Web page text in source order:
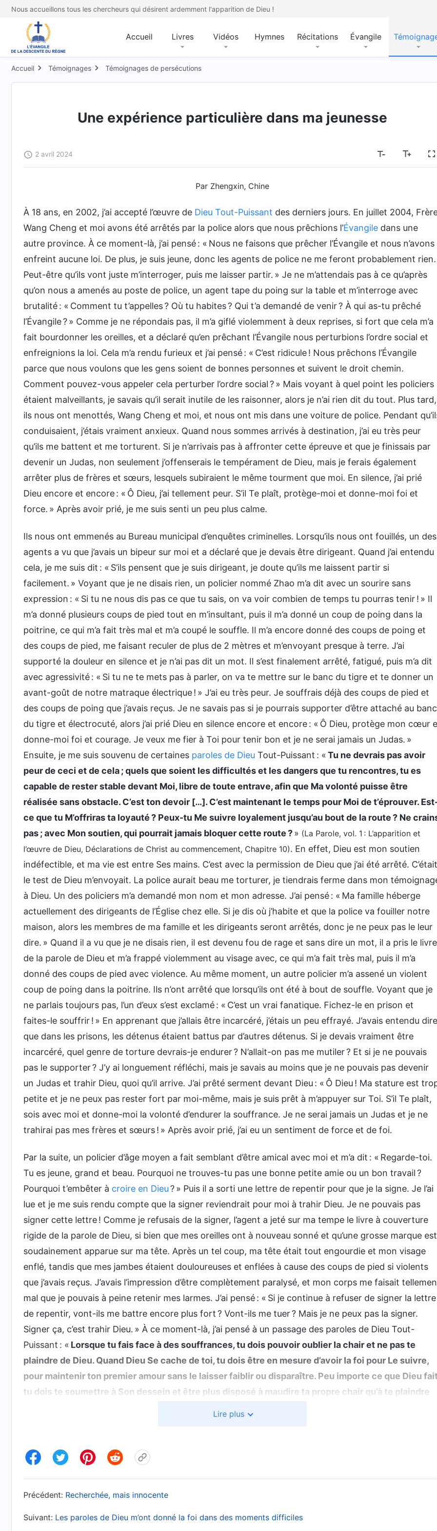
Nous accueillons tous les chercheurs qui désirent ardemment l'apparition de Dieu !
Accueil Livres Vidéos Hymnes Récitations Évangile
Accueil Témoignages Témoignages de persécutions
Une expérience particulière dans ma jeunesse
2 avril 2024
Par Zhengxin, Chine
À 18 ans, en 2002, j’ai accepté l’œuvre de Dieu Tout-Puissant des derniers jours. En juillet 2004,
Wang Cheng et moi avons été arrêtés par la police alors que nous prêchions l’Évangile dans une
autre province. À ce moment-là, j’ai pensé : « Nous ne faisons que prêcher l’Évangile et nous n’avons
enfreint aucune loi. De plus, je suis jeune, donc les agents de police ne me feront probablement rien.
Peut-être qu’ils vont juste m’interroger, puis me laisser partir. » Je ne m’attendais pas à ce qu’après
qu’on nous a amenés au poste de police, un agent tape du poing sur la table et m’interroge avec
brutalité : « Comment tu t’appelles ? Où tu habites ? Qui t’a demandé de venir ? À qui as-tu prêché
l’Évangile ? » Comme je ne répondais pas, il m’a giflé violemment à deux reprises, si fort que cela m’a
fait bourdonner les oreilles, et a déclaré qu’en prêchant l’Évangile nous perturbions l’ordre social et
enfreignions la loi. Cela m’a rendu furieux et j’ai pensé : « C’est ridicule ! Nous prêchons l’Évangile
parce que nous voulons que les gens soient de bonnes personnes et suivent le droit chemin.
Comment pouvez-vous appeler cela perturber l’ordre social ? » Mais voyant à quel point les policiers
étaient malveillants, je savais qu’il serait inutile de les raisonner, alors je n’ai rien dit du tout. Plus tard,
ils nous ont menottés, Wang Cheng et moi, et nous ont mis dans une voiture de police. Pendant
conduisaient, j’étais vraiment anxieux. Quand nous sommes arrivés à destination, j’ai eu très peur
qu’ils me battent et me torturent. Si je n’arrivais pas à affronter cette épreuve et que je finissais par
devenir un Judas, non seulement j’offenserais le tempérament de Dieu, mais je ferais également
arrêter plus de frères et sœurs, lesquels subiraient le même tourment que moi. En silence, j’ai prié
Dieu encore et encore : « Ô Dieu, j’ai tellement peur. S’il Te plaît, protège-moi et donne-moi foi et
force. » Après avoir prié, je me suis senti un peu plus calme.
Ils nous ont emmenés au Bureau municipal d’enquêtes criminelles. Lorsqu’ils nous ont fouillés, un des
agents a vu que j’avais un bipeur sur moi et a déclaré que je devais être dirigeant. Quand j’ai entendu
cela, je me suis dit : « S’ils pensent que je suis dirigeant, je doute qu’ils me laissent partir si
facilement. » Voyant que je ne disais rien, un policier nommé Zhao m’a dit avec un sourire sans
expression : « Si tu ne nous dis pas ce que tu sais, on va voir combien de temps tu pourras tenir ! » Il
m’a donné plusieurs coups de pied tout en m’insultant, puis il m’a donné un coup de poing dans la
poitrine, ce qui m’a fait très mal et m’a coupé le souffle. Il m’a encore donné des coups de poing et
des coups de pied, me faisant reculer de plus de 2 mètres et m’envoyant presque à terre. J’ai
supporté la douleur en silence et je n’ai pas dit un mot. Il s’est finalement arrêté, fatigué, puis m’a dit
avec agressivité : « Si tu ne te mets pas à parler, on va te mettre sur le banc du tigre et te donner un
avant-goût de notre matraque électrique ! » J’ai eu très peur. Je souffrais déjà des coups de pied et
des coups de poing que j’avais reçus. Je ne savais pas si je pourrais supporter d’être attaché au banc
du tigre et électrocuté, alors j’ai prié Dieu en silence encore et encore : « Ô Dieu, protège mon cœur
donne-moi foi et courage. Je veux me fier à Toi pour tenir bon et je ne serai jamais un Judas. »
Ensuite, je me suis souvenu de certaines paroles de Dieu Tout-Puissant : «Tu ne devrais pas avoir
peur de ceci et de cela ; quels que soient les difficultés et les dangers que tu rencontres, tu es
capable de rester stable devant Moi, libre de toute entrave, afin que Ma volonté puisse être
réalisée sans obstacle. C’est ton devoir […]. C’est maintenant le temps pour Moi de t’éprouver.
ce que tu M’offriras ta loyauté ? Peux-tu Me suivre loyalement jusqu’au bout de la route ? Ne
pas ; avec Mon soutien, qui pourrait jamais bloquer cette route ?» (La Parole, vol. 1 : L’apparition et
l’œuvre de Dieu, Déclarations de Christ au commencement, Chapitre 10). En effet, Dieu est mon soutien
indéfectible, et ma vie est entre Ses mains. C’est avec la permission de Dieu que j’ai été arrêté. C’était
le test de Dieu m’envoyait. La police aurait beau me torturer, je tiendrais ferme dans mon
à Dieu. Un des policiers m’a demandé mon nom et mon adresse. J’ai pensé : « Ma famille héberge
actuellement des dirigeants de l’Église chez elle. Si je dis où j’habite et que la police va fouiller notre
maison, alors les membres de ma famille et les dirigeants seront arrêtés, donc je ne peux pas le leur
dire. » Quand il a vu que je ne disais rien, il est devenu fou de rage et sans dire un mot, il a pris le livre
de la parole de Dieu et m’a frappé violemment au visage avec, ce qui m’a fait très mal, puis il m’a
donné des coups de pied avec violence. Au même moment, un autre policier m’a assené un violent
coup de poing dans la poitrine. Ils n’ont arrêté que lorsqu’ils ont été à bout de souffle. Voyant que je
ne parlais toujours pas, l’un d’eux s’est exclamé : « C’est un vrai fanatique. Fichez-le en prison et
faites-le souffrir ! » En apprenant que j’allais être incarcéré, j’étais un peu effrayé. J’avais entendu dire
que dans les prisons, les détenus étaient battus par d’autres détenus. Si je devais vraiment être
incarcéré, quel genre de torture devrais-je endurer ? N’allait-on pas me mutiler ? Et si je ne pouvais
pas le supporter ? J’y ai longuement réfléchi, mais je savais au moins que je ne pouvais pas devenir
un Judas et trahir Dieu, quoi qu’il arrive. J’ai prêté serment devant Dieu : « Ô Dieu ! Ma stature est
petite et je ne peux pas rester fort par moi-même, mais je suis prêt à m’appuyer sur Toi. S’il Te plaît,
sois avec moi et donne-moi la volonté d’endurer la souffrance. Je ne serai jamais un Judas et je ne
trahirai pas mes frères et sœurs ! » Après avoir prié, j’ai eu un sentiment de force et de foi.
Par la suite, un policier d’âge moyen a fait semblant d’être amical avec moi et m’a dit : « Regarde-toi.
Tu es jeune, grand et beau. Pourquoi ne trouves-tu pas une bonne petite amie ou un bon travail ?
Pourquoi t’embêter à croire en Dieu? » Puis il a sorti une lettre de repentir pour que je la signe. Je l’ai
lue et je me suis rendu compte que la signer reviendrait pour moi à trahir Dieu. Je ne pouvais pas
signer cette lettre ! Comme je refusais de la signer, l’agent a jeté sur ma tempe le livre à couverture
rigide de la parole de Dieu, si bien que mes oreilles ont à nouveau sonné et qu’une grosse marque est
soudainement apparue sur ma tête. Après un tel coup, ma tête était tout engourdie et mon visage
enflé, tandis que mes jambes étaient douloureuses et enflées à cause des coups de pied si violents
que j’avais reçus. J’avais l’impression d’être complètement paralysé, et mon corps me faisait
mal que je pouvais à peine retenir mes larmes. J’ai pensé : « Si je continue à refuser de signer la lettre
de repentir, vont-ils me battre encore plus fort ? Vont-ils me tuer ? Mais je ne peux pas la signer.
Signer ça, c’est trahir Dieu. » À ce moment-là, j’ai pensé à un passage des paroles de Dieu Tout-
Puissant : « Lorsque tu fais face à des souffrances, tu dois pouvoir oublier la chair et ne pas te
plaindre de Dieu. Quand Dieu Se cache de toi, tu dois être en mesure d’avoir la foi pour Le suivre,
pour maintenir ton premier amour sans le laisser faiblir ou disparaître. Peu importe ce que Dieu
tu dois te soumettre à Son dessein et être plus disposé à maudire ta propre chair qu’à te plaindre
subir l’épurement). J’ai compris que l’adversité et les tribulations étaient un test pour moi, pour voir si
même si cela suppose d’endurer tourments et souffrances. Je devais m’en remettre complètement à
Dieu, et quelles que puissent être les souffrances que j’endurerais, je ne pouvais pas céder à Satan. Il
Lire plus
Précédent: Recherchée, mais innocente
Suivant: Les paroles de Dieu m’ont donné la foi dans des moments difficiles